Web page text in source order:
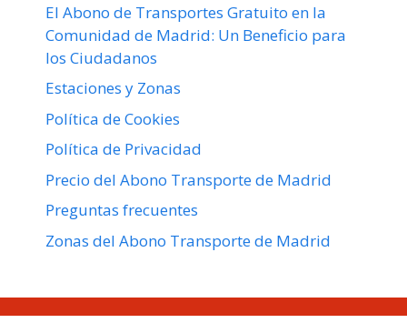
El Abono de Transportes Gratuito en la
Comunidad de Madrid: Un Beneficio para
los Ciudadanos
Estaciones y Zonas
Política de Cookies
Política de Privacidad
Precio del Abono Transporte de Madrid
Preguntas frecuentes
Zonas del Abono Transporte de Madrid